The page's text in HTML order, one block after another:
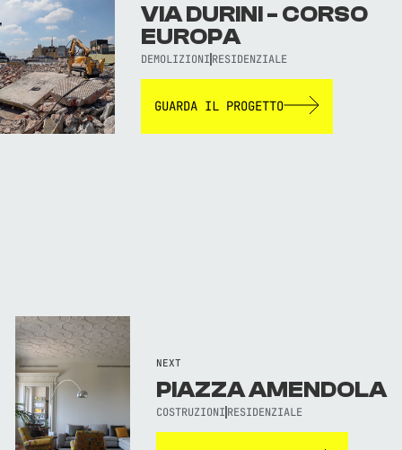
VIA DURINI - CORSO
EUROPA
DEMOLIZIONI RESIDENZIALE
GUARDA IL PROGETTO
NEXT
PIAZZA AMENDOLA
COSTRUZIONI RESIDENZIALE